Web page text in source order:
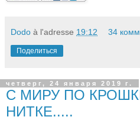
Dodo à l'adresse 19:12 34
Поделиться
четверг, 24 января 2019 г.
С МИРУ ПО
НИТКЕ.....